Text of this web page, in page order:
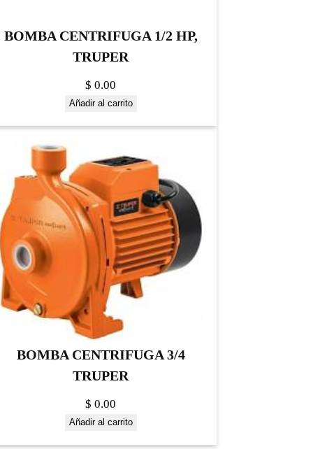
BOMBA CENTRIFUGA 1/2 HP,
TRUPER
$ 0.00
Añadir al carrito
BOMBA CENTRIFUGA 3/4
TRUPER
$ 0.00
Añadir al carrito